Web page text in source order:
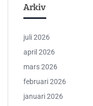
Arkiv
juli 2026
april 2026
mars 2026
februari 2026
januari 2026